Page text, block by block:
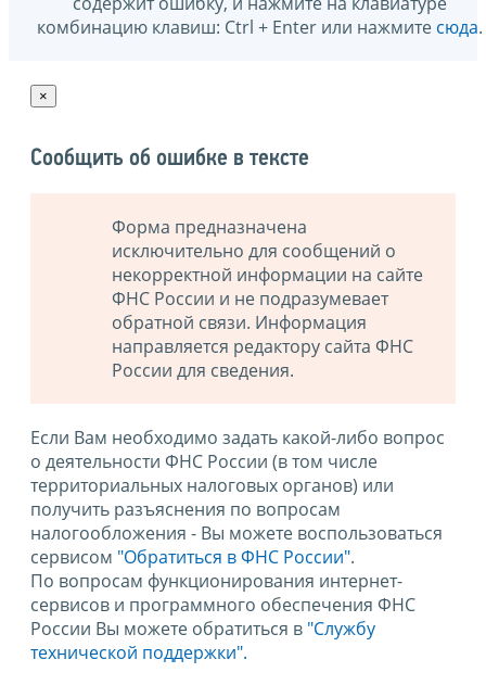
комбинацию клавиш: Ctrl + Enter или нажмите сюда.
×
Сообщить об ошибке в тексте
Форма предназначена
исключительно для сообщений о
некорректной информации на сайте
ФНС России и не подразумевает
обратной связи. Информация
направляется редактору сайта ФНС
России для сведения.
Если Вам необходимо задать какой-либо вопрос
о деятельности ФНС России (в том числе
территориальных налоговых органов) или
получить разъяснения по вопросам
налогообложения - Вы можете воспользоваться
сервисом "Обратиться в ФНС России".
По вопросам функционирования интернет-
сервисов и программного обеспечения ФНС
России Вы можете обратиться в "Службу
технической поддержки".